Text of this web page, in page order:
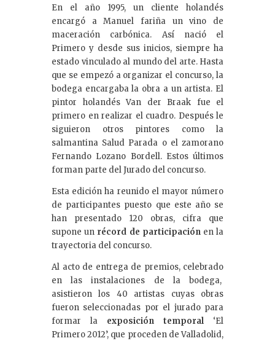
En el año 1995, un cliente holandés
encargó a Manuel fariña un vino de
maceración carbónica. Así nació el
Primero y desde sus inicios, siempre ha
estado vinculado al mundo del arte. Hasta
que se empezó a organizar el concurso, la
bodega encargaba la obra a un artista. El
pintor holandés Van der Braak fue el
primero en realizar el cuadro. Después le
siguieron otros pintores como la
salmantina Salud Parada o el zamorano
Fernando Lozano Bordell. Estos últimos
forman parte del Jurado del concurso.
Esta edición ha reunido el mayor número
de participantes puesto que este año se
han presentado 120 obras, cifra que
supone un récord de participación en la
trayectoria del concurso.
Al acto de entrega de premios, celebrado
en las instalaciones de la bodega,
asistieron los 40 artistas cuyas obras
fueron seleccionadas por el jurado para
formar la exposición temporal ‘El
Primero 2012’, que proceden de Valladolid,